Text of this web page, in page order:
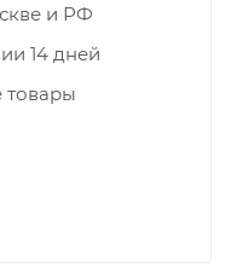
и РФ
14 дней
товары